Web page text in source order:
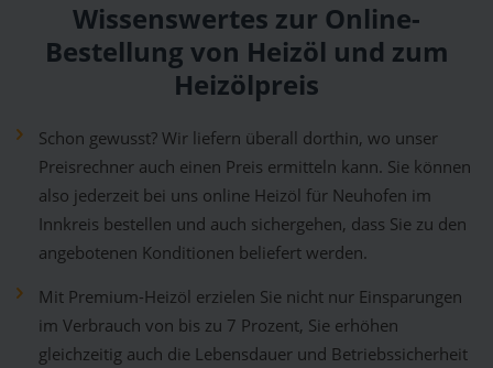
Wissenswertes zur Online-
Bestellung von Heizöl und zum
Heizölpreis
Schon gewusst? Wir liefern überall dorthin, wo unser
Preisrechner auch einen Preis ermitteln kann. Sie können
also jederzeit bei uns online Heizöl für Neuhofen im
Innkreis bestellen und auch sichergehen, dass Sie zu den
angebotenen Konditionen beliefert werden.
Mit Premium-Heizöl erzielen Sie nicht nur Einsparungen
im Verbrauch von bis zu 7 Prozent, Sie erhöhen
gleichzeitig auch die Lebensdauer und Betriebssicherheit